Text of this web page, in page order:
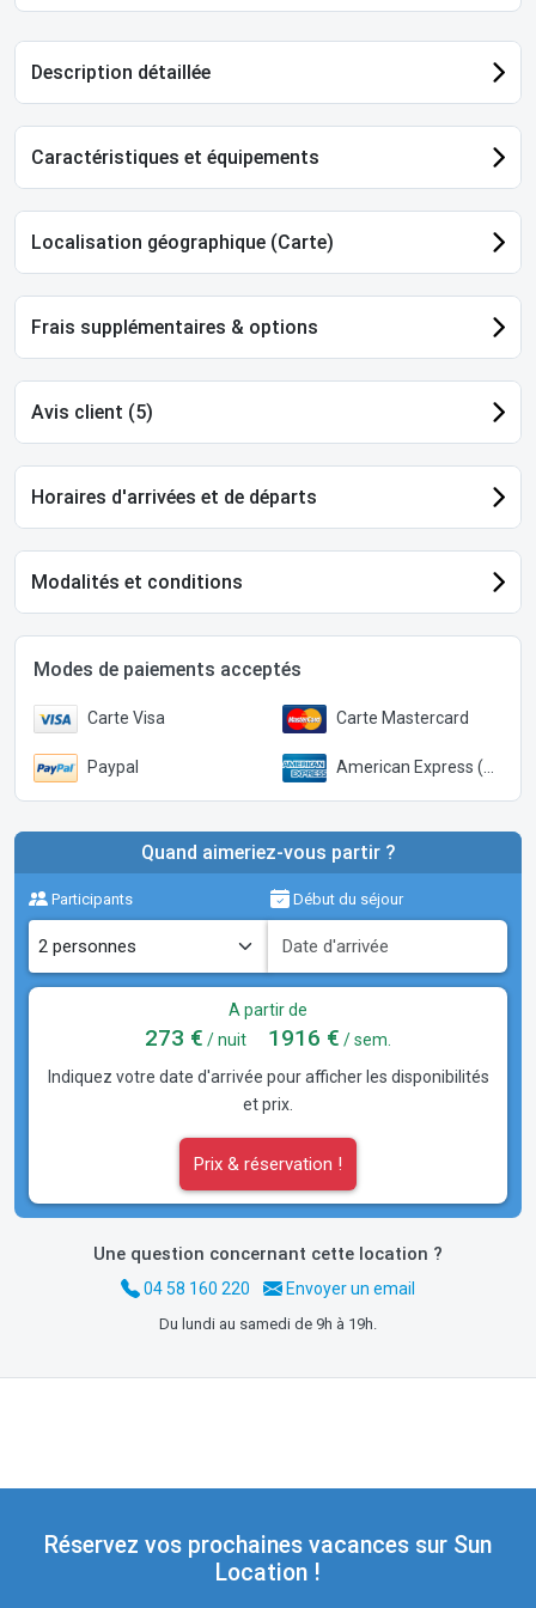
Description détaillée
Caractéristiques et équipements
Localisation géographique (Carte)
Frais supplémentaires & options
Avis client (5)
Horaires d'arrivées et de départs
Modalités et conditions
Modes de paiements acceptés
Carte Visa Carte Mastercard
Paypal American Express (Paypal)
Quand aimeriez-vous partir ?
Participants Début du séjour
A partir de
273 € / nuit 1916 € / sem.
Indiquez votre date d'arrivée pour afficher les disponibilités
et prix.
Prix & réservation !
Une question concernant cette location ?
04 58 160 220 Envoyer un email
Du lundi au samedi de 9h à 19h.
Réservez vos prochaines vacances sur Sun
Location !